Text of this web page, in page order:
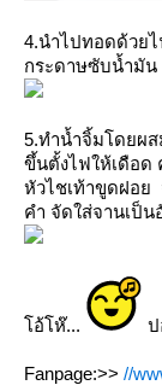
4.นำไปทอดด้วย
กระดาษซับน้ำมัน
5.ทำน้ำจิ้มโดยผ
ขึ้นตั้งไฟให้เดือด
หัวไชเท้าขูดฝอย
คำ จัดใส่จานเป็น
อ้โห๊... ป
Fanpage:>> //